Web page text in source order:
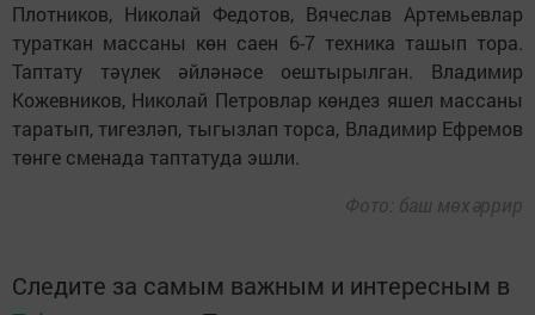
Плотников, Николай Федотов, Вячеслав Артемьевлар
тураткан массаны көн саен 6-7 техника ташып тора.
Таптату тәүлек әйләнәсе оештырылган. Владимир
Кожевников, Николай Петровлар көндез яшел массаны
таратып, тигезләп, тыгызлап торса, Владимир Ефремов
төнге сменада таптатуда эшли.
Фото: баш мөхәррир
Следите за самым важным и интересным в